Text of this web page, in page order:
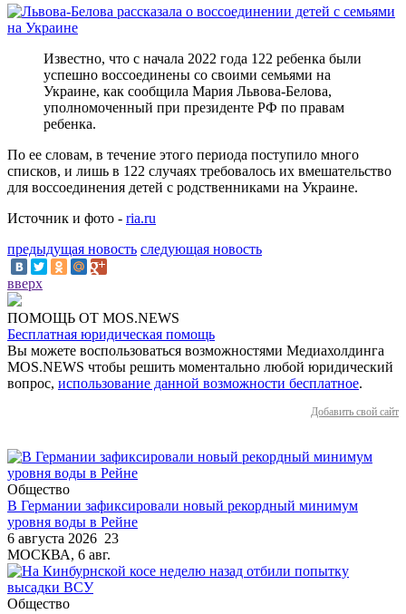
Известно, что с начала 2022 года 122 ребенка были
успешно воссоединены со своими семьями на
Украине, как сообщила Мария Львова-Белова,
уполномоченный при президенте РФ по правам
ребенка.
По ее словам, в течение этого периода поступило много
списков, и лишь в 122 случаях требовалось их вмешательство
для воссоединения детей с родственниками на Украине.
Источник и фото - ria.ru
предыдущая новость следующая новость
вверх
ПОМОЩЬ ОТ MOS.NEWS
Бесплатная юридическая помощь
Вы можете воспользоваться возможностями Медиахолдинга
MOS.NEWS чтобы решить моментально любой юридический
вопрос, использование данной возможности бесплатное.
Добавить свой сайт
Общество
В Германии зафиксировали новый рекордный минимум
уровня воды в Рейне
6 августа 2026 23
МОСКВА, 6 авг.
Общество